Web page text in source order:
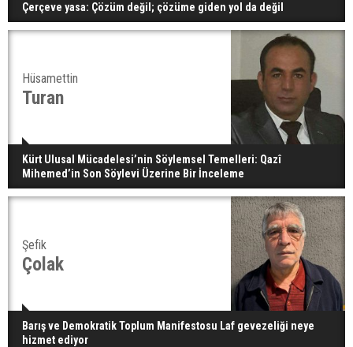
Çerçeve yasa: Çözüm değil; çözüme giden yol da değil
Hüsamettin
Turan
Kürt Ulusal Mücadelesi’nin Söylemsel Temelleri: Qazî
Mihemed’in Son Söylevi Üzerine Bir İnceleme
Şefik
Çolak
Barış ve Demokratik Toplum Manifestosu Laf gevezeliği neye
hizmet ediyor